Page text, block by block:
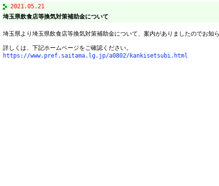
2021.05.21
埼玉県飲食店等換気対策補助金について
埼玉県より埼玉県飲食店等換気対策補助金について、案内がありましたのでお知
詳しくは、下記ホームページをご確認ください。
https://www.pref.saitama.lg.jp/a0802/kankisetsubi.html